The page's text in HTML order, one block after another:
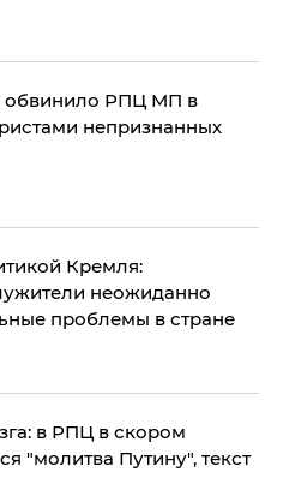
обвинило РПЦ МП в
непризнанных
Кремля:
неожиданно
проблемы в стране
в РПЦ в скором
"молитва Путину", текст